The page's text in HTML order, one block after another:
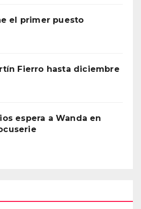
el primer puesto
Fierro hasta diciembre
espera a Wanda en